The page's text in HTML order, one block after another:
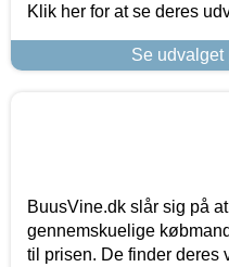
Klik her for at se deres
Se udvalget
BuusVine.dk slår sig på
gennemskuelige
til prisen. De finder deres